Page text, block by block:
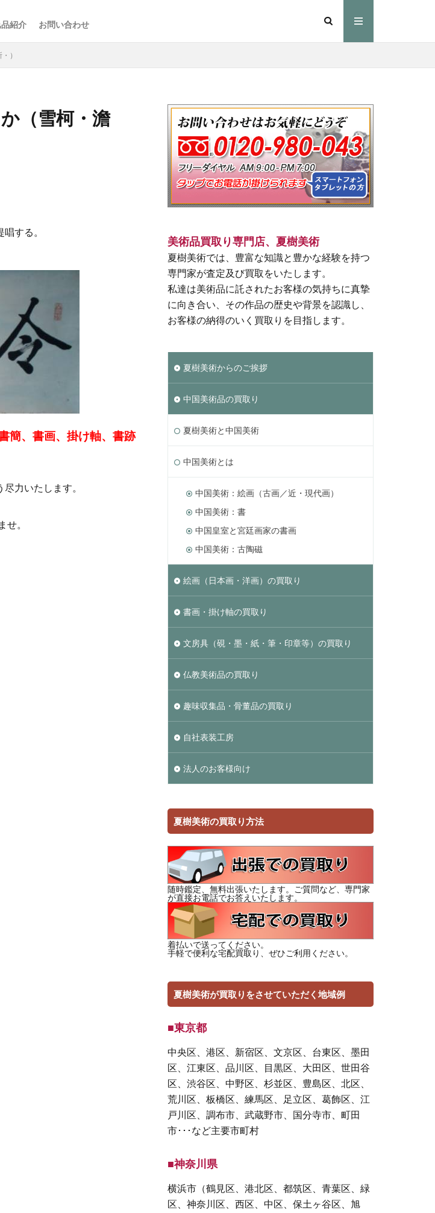
紹介 お問い合わせ
）
（雪柯・澹
する。
簡、書画、掛け軸、書跡
力いたします。
せ。
美術品買取り専門店、夏樹美術
夏樹美術では、豊富な知識と豊かな経験を持つ
専門家が査定及び買取をいたします。
私達は美術品に託されたお客様の気持ちに真摯
に向き合い、その作品の歴史や背景を認識し、
お客様の納得のいく買取りを目指します。
夏樹美術からのご挨拶
中国美術品の買取り
夏樹美術と中国美術
中国美術とは
中国美術：絵画（古画／近・現代画）
中国美術：書
中国皇室と宮廷画家の書画
中国美術：古陶磁
絵画（日本画・洋画）の買取り
書画・掛け軸の買取り
文房具（硯・墨・紙・筆・印章等）の買取り
仏教美術品の買取り
趣味収集品・骨董品の買取り
自社表装工房
法人のお客様向け
夏樹美術の買取り方法
随時鑑定、無料出張いたします。ご質問など、専門家
が直接お電話でお答えいたします。
着払いで送ってください。
手軽で便利な宅配買取り、ぜひご利用ください。
夏樹美術が買取りをさせていただく地域例
■東京都
中央区、港区、新宿区、文京区、台東区、墨田
区、江東区、品川区、目黒区、大田区、世田谷
区、渋谷区、中野区、杉並区、豊島区、北区、
荒川区、板橋区、練馬区、足立区、葛飾区、江
戸川区、調布市、武蔵野市、国分寺市、町田
市･･･など主要市町村
■神奈川県
横浜市（鶴見区、港北区、都筑区、青葉区、緑
区、神奈川区、西区、中区、保土ヶ谷区、旭
検索